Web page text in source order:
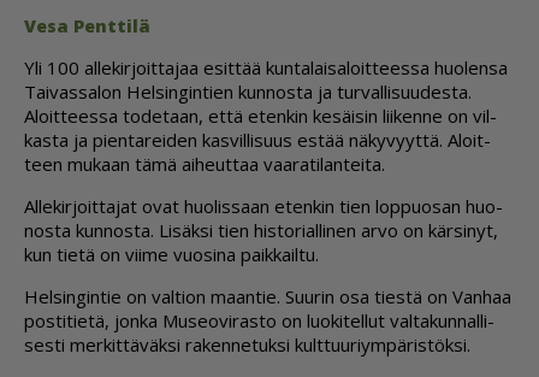
Vesa Pent­ti­lä
Yli 100 al­le­kir­joit­ta­jaa esit­tää kun­ta­lai­sa­loit­tees­sa huo­len­sa
Tai­vas­sa­lon Hel­sin­gin­tien kun­nos­ta ja tur­val­li­suu­des­ta.
Aloit­tees­sa to­de­taan, et­tä eten­kin ke­säi­sin lii­ken­ne on vil­
kas­ta ja pien­ta­rei­den kas­vil­li­suus es­tää nä­ky­vyyt­tä. Aloit­
teen mu­kaan tämä ai­heut­taa vaa­ra­ti­lan­tei­ta.
Al­le­kir­joit­ta­jat ovat huo­lis­saan eten­kin tien lop­puo­san huo­
nos­ta kun­nos­ta. Li­säk­si tien his­to­ri­al­li­nen ar­vo on kär­si­nyt,
kun tie­tä on vii­me vuo­si­na paik­kail­tu.
Hel­sin­gin­tie on val­ti­on maan­tie. Suu­rin osa ties­tä on Van­haa
pos­ti­tie­tä, jon­ka Mu­se­o­vi­ras­to on luo­ki­tel­lut val­ta­kun­nal­li­
ses­ti mer­kit­tä­väk­si ra­ken­ne­tuk­si kult­tuu­riym­pä­ris­tök­si.